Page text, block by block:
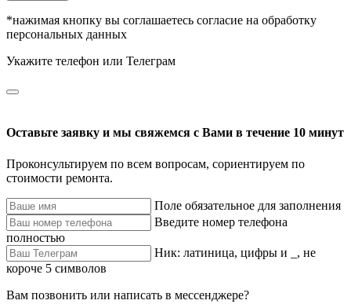
*нажимая кнопку вы соглашаетесь согласие на обработку
персональных данных
Укажите телефон или Телеграм
Оставьте заявку и мы свяжемся с Вами в течение 10 минут
Проконсультируем по всем вопросам, сориентируем по
стоимости ремонта.
Поле обязательное для заполнения
Введите номер телефона
полностью
Ник: латиница, цифры и _, не
короче 5 символов
Вам позвонить или написать в мессенджере?